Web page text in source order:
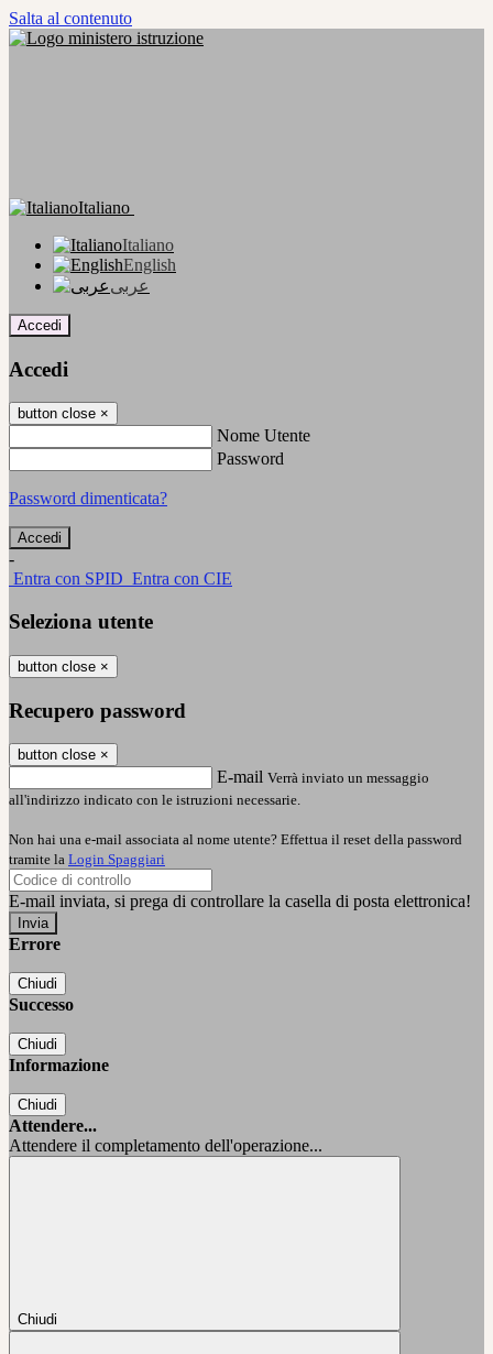
Salta al contenuto
Italiano
Italiano
English
عربى
Accedi
Accedi
button close ×
Nome Utente
Password
Password dimenticata?
-
Entra con SPID Entra con CIE
Seleziona utente
button close ×
Recupero password
button close ×
E-mail Verrà inviato un messaggio
all'indirizzo indicato con le istruzioni necessarie.
Non hai una e-mail associata al nome utente? Effettua il reset della password
tramite la Login Spaggiari
E-mail inviata, si prega di controllare la casella di posta elettronica!
Errore
Chiudi
Successo
Chiudi
Informazione
Chiudi
Attendere...
Attendere il completamento dell'operazione...
Chiudi